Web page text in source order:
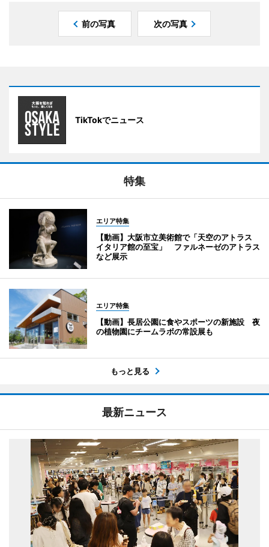
前の写真 次の写真
TikTokでニュース
特集
エリア特集
【動画】大阪市立美術館で「天空のアトラス
イタリア館の至宝」 ファルネーゼのアトラス
など展示
エリア特集
【動画】長居公園に食やスポーツの新施設 夜
の植物園にチームラボの常設展も
もっと見る
最新ニュース